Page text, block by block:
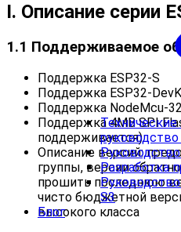
Технические
руководство
Разработка
S3
Блог
I. Описание серии
1.1 Поддерживаемое
Поддержка ESP32-S
Поддержка ESP32-
Поддержка NodeMcu-
Поддержка 4MB SPI
поддерживается)
Описание версий:
группы, версии
прошить последнюю
чисто бюджетной
высокого класса